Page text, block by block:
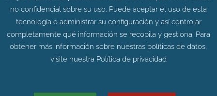
no confidencial sobre su uso. Puede aceptar el uso de esta
tecnología o administrar su configuración y así controlar
completamente qué información se recopila y gestiona. Para
obtener más información sobre nuestras políticas de datos,
visite nuestra Política de privacidad